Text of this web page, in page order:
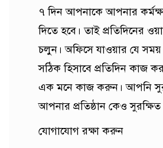
৭ দিন আপনাকে আপনার
দিতে হবে। তাই প্রতিদিনের
চলুন। অফিসে যাওয়ার যে সময়
সঠিক হিসাবে প্রতিদিন কাজ
এক মনে কাজ করুন। আপনি
আপনার প্রতিষ্ঠান কেও
যোগাযোগ রক্ষা করুন